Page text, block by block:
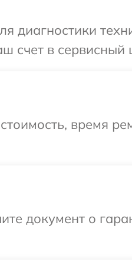
диагностики
счет в сервисный
время
документ о